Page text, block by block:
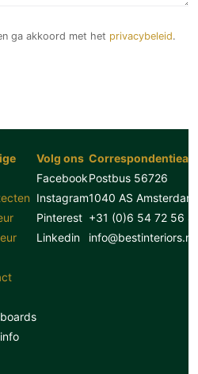
ga akkoord met het privacybeleid.
Volg ons
Facebook
Instagram
Pinterest
Linkedin
Postbus 56726
1040 AS Amsterdam
+31 (0)6 54 72 56
info@bestinteriors.nl